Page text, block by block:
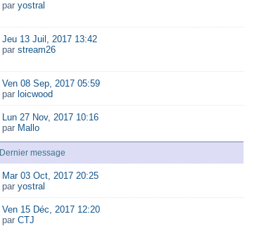
par yostral
Jeu 13 Juil, 2017 13:42
par stream26
Ven 08 Sep, 2017 05:59
par loicwood
Lun 27 Nov, 2017 10:16
par Mallo
Dernier message
Mar 03 Oct, 2017 20:25
par yostral
Ven 15 Déc, 2017 12:20
par CTJ